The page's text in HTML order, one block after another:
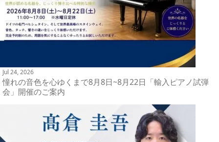
Jul 24, 2026
憧れの音色を心ゆくまで8月8日~8月22日「輸入ピアノ試弾
会」開催のご案内